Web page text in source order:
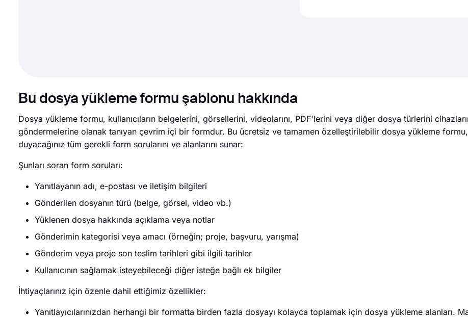
Bu dosya yükleme formu şablonu hakkında
Dosya yükleme formu, kullanıcıların belgelerini, görsellerini, videolarını, PDF'lerini veya diğer dosya türlerini
göndermelerine olanak tanıyan çevrim içi bir formdur. Bu ücretsiz ve tamamen özelleştirilebilir dosya yükleme
duyacağınız tüm gerekli form sorularını ve alanlarını sunar:
Şunları soran form soruları:
Yanıtlayanın adı, e-postası ve iletişim bilgileri
Gönderilen dosyanın türü (belge, görsel, video vb.)
Yüklenen dosya hakkında açıklama veya notlar
Gönderimin kategorisi veya amacı (örneğin; proje, başvuru, yarışma)
Gönderim veya proje son teslim tarihleri gibi ilgili tarihler
Kullanıcının sağlamak isteyebileceği diğer isteğe bağlı ek bilgiler
İhtiyaçlarınız için özenle dahil ettiğimiz özellikler:
Yanıtlayıcılarınızdan herhangi bir formatta birden fazla dosyayı kolayca toplamak için dosya yükleme alanları.